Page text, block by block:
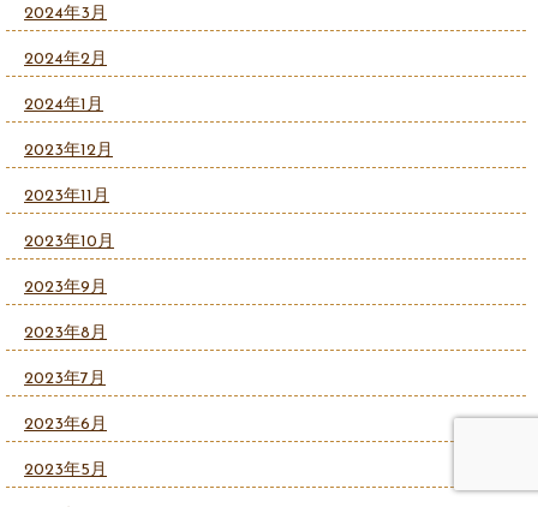
2024年3月
2024年2月
2024年1月
2023年12月
2023年11月
2023年10月
2023年9月
2023年8月
2023年7月
2023年6月
2023年5月